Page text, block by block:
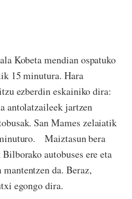
Kobeta mendian ospatuko
15 minutura. Hara
ezberdin eskainiko dira:
antolatzaileek jartzen
San Mames zelaiatik
Maiztasun bera
autobuses ere eta
da. Beraz,
egongo dira.